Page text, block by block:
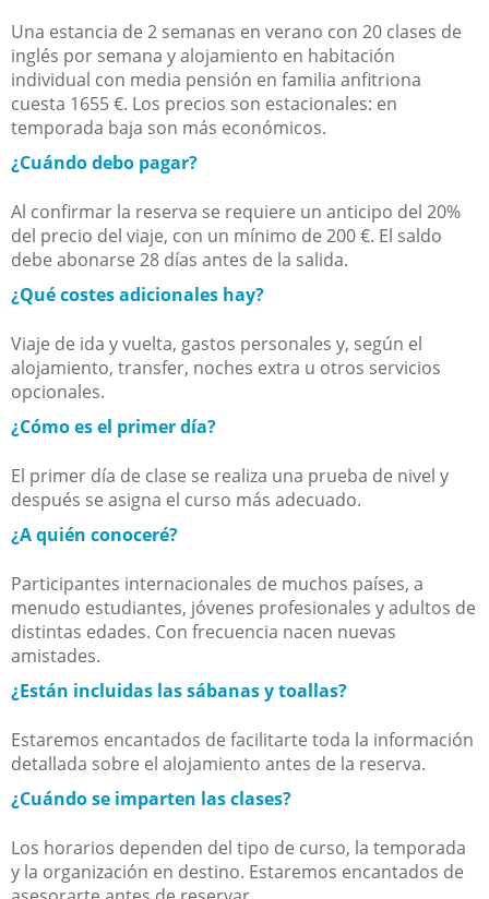
Una estancia de 2 semanas en verano con 20 clases de
inglés por semana y alojamiento en habitación
individual con media pensión en familia anfitriona
cuesta 1655 €. Los precios son estacionales: en
temporada baja son más económicos.
¿Cuándo debo pagar?
Al confirmar la reserva se requiere un anticipo del 20%
del precio del viaje, con un mínimo de 200 €. El saldo
debe abonarse 28 días antes de la salida.
¿Qué costes adicionales hay?
Viaje de ida y vuelta, gastos personales y, según el
alojamiento, transfer, noches extra u otros servicios
opcionales.
¿Cómo es el primer día?
El primer día de clase se realiza una prueba de nivel y
después se asigna el curso más adecuado.
¿A quién conoceré?
Participantes internacionales de muchos países, a
menudo estudiantes, jóvenes profesionales y adultos de
distintas edades. Con frecuencia nacen nuevas
amistades.
¿Están incluidas las sábanas y toallas?
Estaremos encantados de facilitarte toda la información
detallada sobre el alojamiento antes de la reserva.
¿Cuándo se imparten las clases?
Los horarios dependen del tipo de curso, la temporada
y la organización en destino. Estaremos encantados de